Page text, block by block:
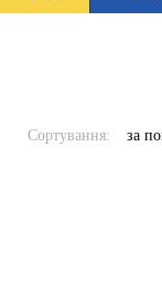
Сортування: за